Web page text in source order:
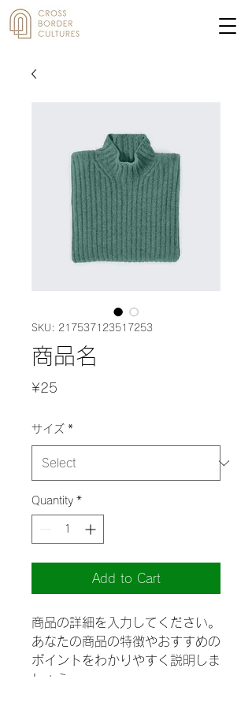
SKU: 217537123517253
商品名
¥25
サイズ *
Quantity *
Add to Cart
商品の詳細を入力してください。
あなたの商品の特徴やおすすめの
ポイントをわかりやすく説明しま
しょう。